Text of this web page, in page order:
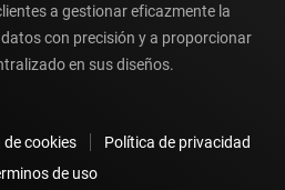
a gestionar eficazmente la
con precisión y a proporcionar
en sus diseños.
de cookies
Política de privacidad
de uso